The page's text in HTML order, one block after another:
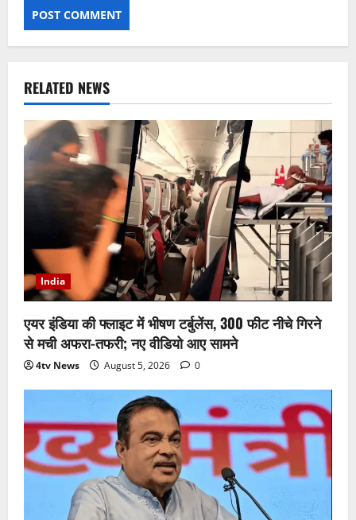
RELATED NEWS
India
एयर इंडिया की फ्लाइट में भीषण टर्बुलेंस, 300 फीट नीचे गिरने
से मची अफरा-तफरी; नए वीडियो आए सामने
4tv News August 5, 2026 0